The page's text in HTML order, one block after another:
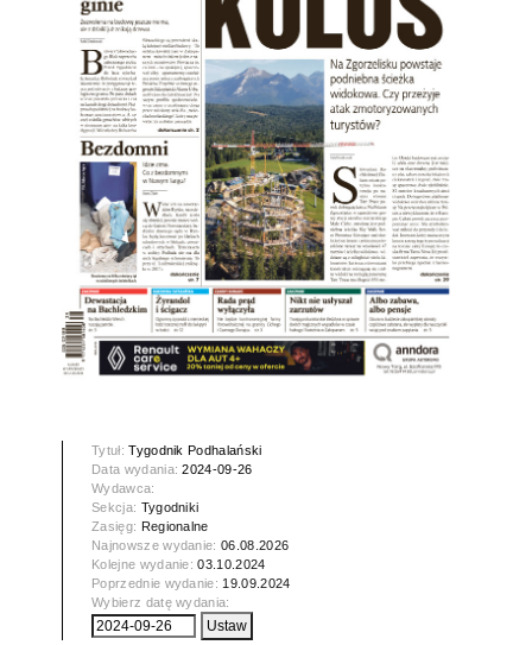
Tytuł:Tygodnik Podhalański
Data wydania:2024-09-26
Wydawca:
Sekcja: Tygodniki
Zasięg: Regionalne
Najnowsze wydanie:06.08.2026
Kolejne wydanie:03.10.2024
Poprzednie wydanie: 19.09.2024
Wybierz datę wydania: